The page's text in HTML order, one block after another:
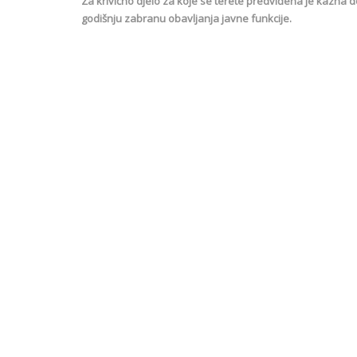
godišnju zabranu obavljanja javne funkcije.